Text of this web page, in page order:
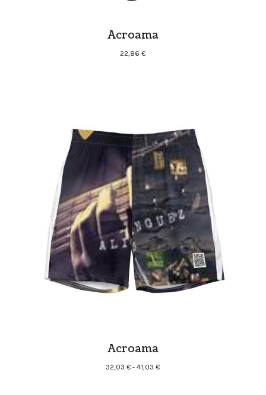
Acroama
22,86€
Acroama
32,03€ - 41,03€Rango